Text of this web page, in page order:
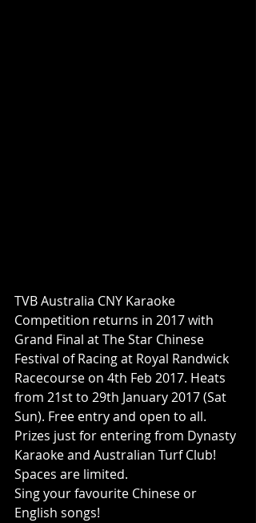
TVB Australia CNY Karaoke
Competition returns in 2017 with
Grand Final at The Star Chinese
Festival of Racing at Royal Randwick
Racecourse on 4th Feb 2017. Heats
from 21st to 29th January 2017 (Sat
Sun). Free entry and open to all.
Prizes just for entering from Dynasty
Karaoke and Australian Turf Club!
Spaces are limited.
Sing your favourite Chinese or
English songs!